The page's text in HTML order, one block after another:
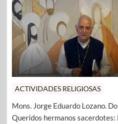
ACTIVIDADES RELIGIOSAS
Mons. Jorge Eduardo Lozano.
Queridos hermanos sacerdotes: